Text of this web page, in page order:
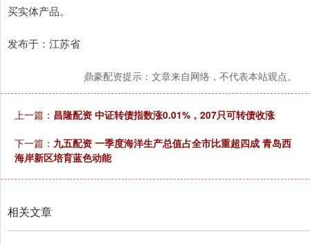
买实体产品。
发布于：江苏省
鼎豪配资提示：文章来自网络，不代表本站观点。
上一篇： 昌隆配资 中证转债指数涨0.01%，207只可转债收涨
下一篇： 九五配资 一季度海洋生产总值占全市比重超四成 青岛西
海岸新区培育蓝色动能
相关文章